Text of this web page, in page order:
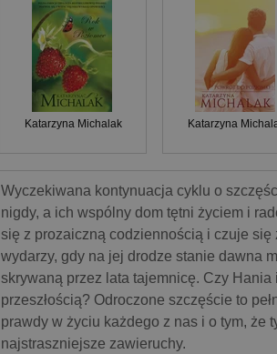
Katarzyna Michalak Katarzyna
Wyczekiwana kontynuacja cyklu o
nigdy, a ich wspólny dom tętni życiem i
się z prozaiczną codziennością i czuje
wydarzy, gdy na jej drodze stanie dawna
skrywaną przez lata tajemnicę. Czy
przeszłością? Odroczone szczęście to
prawdy w życiu każdego z nas i o tym, że
najstraszniejsze zawieruchy.